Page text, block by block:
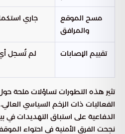
مسح الموقع
والمرافق
جاري
تقييم الإصابات
لم تُسجل
تثير هذه التطورات تساؤلات ملحة
الفعاليات ذات الزخم السياسي
الدفاعية على استباق التهديدات في
نجحت الفرق الأمنية في احتواء